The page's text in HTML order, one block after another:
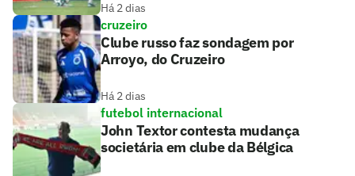
Há 2 dias
cruzeiro
Clube russo faz sondagem por
Arroyo, do Cruzeiro
Há 2 dias
futebol internacional
John Textor contesta mudança
societária em clube da Bélgica